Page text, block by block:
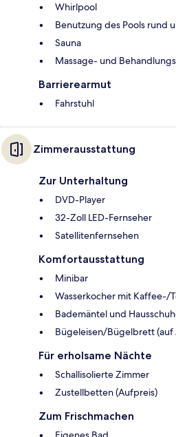
Whirlpool
Benutzung des Pools rund
Sauna
Massage- und
Barrierearmut
Fahrstuhl
Zimmerausstattung
Zur Unterhaltung
DVD-Player
32-Zoll LED-Fernseher
Satellitenfernsehen
Komfortausstattung
Minibar
Wasserkocher mit Kaffee-/
Bademäntel und
Bügeleisen/Bügelbrett (auf
Für erholsame Nächte
Schallisolierte Zimmer
Zustellbetten (Aufpreis)
Zum Frischmachen